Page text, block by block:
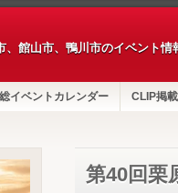
、館山市、鴨川市のイベント情
イベントカレンダー CLIP掲
第40回栗